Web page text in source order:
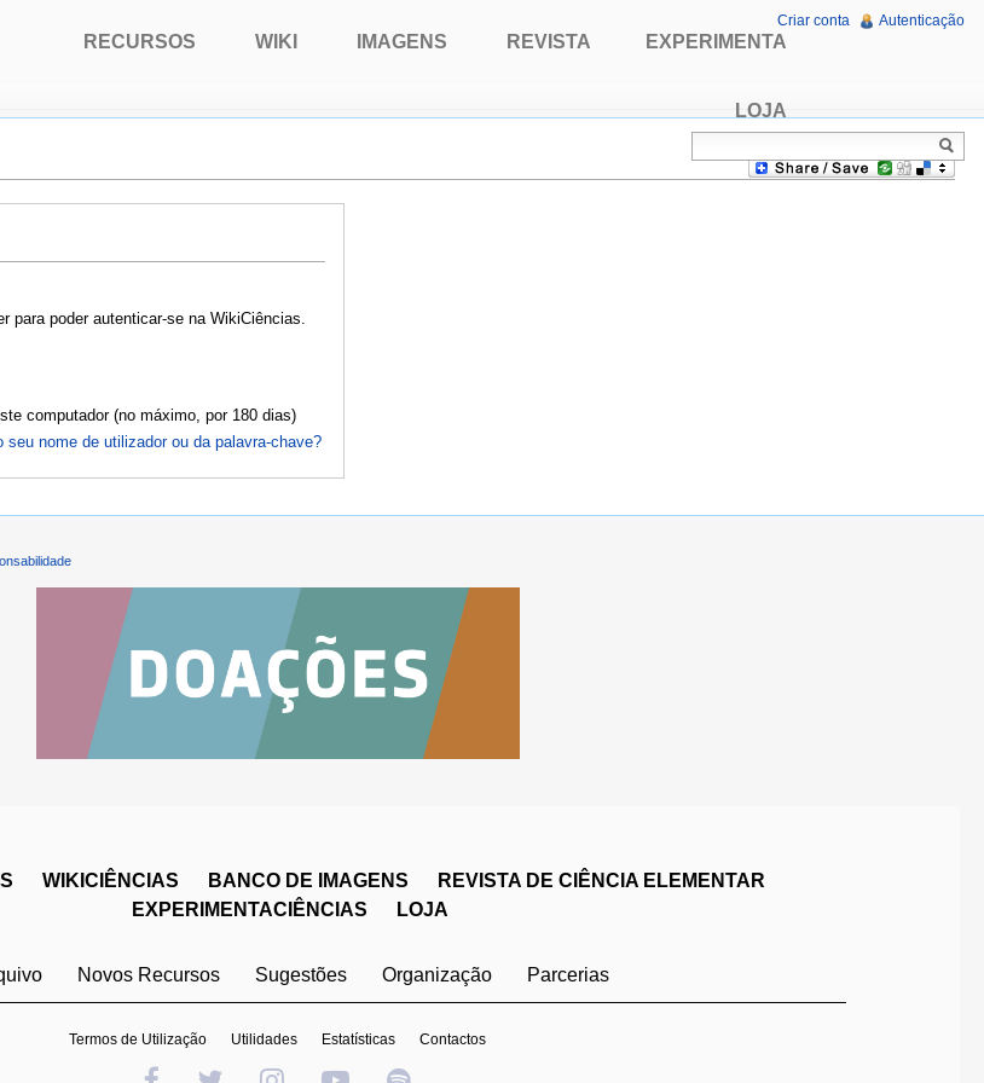
para poder autenticar-se na WikiCiências.
computador (no máximo, por 180 dias)
seu nome de utilizador ou da palavra-chave?
RECURSOS WIKI IMAGENS REVISTA EXPERIMENTA
LOJA
Criar conta Autenticação
WIKICIÊNCIAS BANCO DE IMAGENS
REVISTA DE CIÊNCIA ELEMENTAR
EXPERIMENTACIÊNCIAS
LOJA
Novos Recursos Sugestões Organização Parcerias
Termos de Utilização Utilidades Estatísticas Contactos